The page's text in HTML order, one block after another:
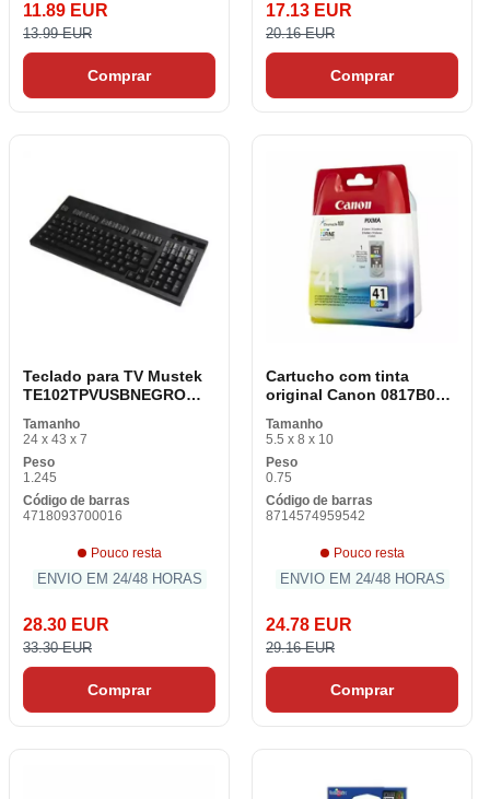
11.89 EUR
13.99 EUR
Comprar
17.13 EUR
20.16 EUR
Comprar
Teclado para TV Mustek
TE102TPVUSBNEGRO
Tamanho
24 x 43 x 7
Peso
1.245
Código de barras
4718093700016
Pouco resta
ENVIO EM 24/48 HORAS
28.30 EUR
33.30 EUR
Comprar
Cartucho com tinta
original Canon 0817B001
Tamanho
5.5 x 8 x 10
Peso
0.75
Código de barras
8714574959542
Pouco resta
ENVIO EM 24/48 HORAS
24.78 EUR
29.16 EUR
Comprar